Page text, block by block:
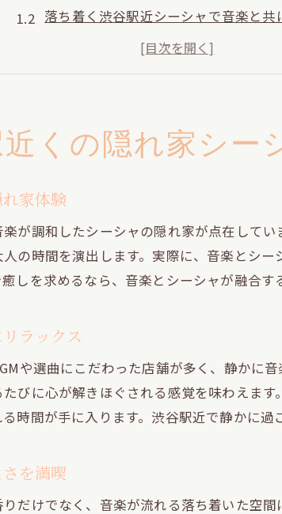
落ち着く渋谷駅近シーシャで音楽と共
渋谷シーシャの魅力と音楽空間の心地
道玄坂で味わうシーシャと音楽の贅沢
シーシャと音楽が織りなす大人の隠れ
落ち着いた道玄坂で味わう大人のシーシャ
シーシャと音楽が調和する落ち着いた
渋谷シーシャで静けさと音楽を楽しむ
道玄坂で見つけるシーシャのリラック
大人の隠れ家シーシャで音楽と癒しを
渋谷駅周辺で静かに過ごせるシーシャ空間
渋谷シーシャで静けさを楽しむ隠れ家
道玄坂の落ち着くシーシャ空間で音楽
心地よい音楽に包まれるシーシャ空間
くの隠れ家シー
家体験
が調和したシーシャの隠れ家が点在して
の時間を演出します。実際に、音楽とシ
しを求めるなら、音楽とシーシャが融合す
ラックス
や選曲にこだわった店舗が多く、静かに
びに心が解きほぐされる感覚を味わえま
時間が手に入ります。渋谷駅近で静かに過
を満喫
だけでなく、音楽が流れる落ち着いた空